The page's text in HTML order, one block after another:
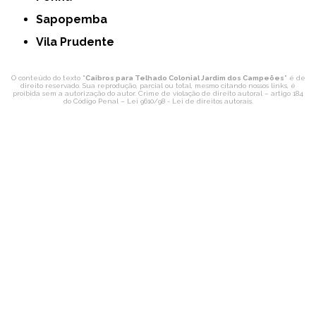
Sapopemba
Vila Prudente
O conteúdo do texto "Caibros para Telhado Colonial Jardim dos Campeões" é de
direito reservado. Sua reprodução, parcial ou total, mesmo citando nossos links, é
proibida sem a autorização do autor. Crime de violação de direito autoral – artigo 184
do Código Penal – Lei 9610/98 - Lei de direitos autorais.